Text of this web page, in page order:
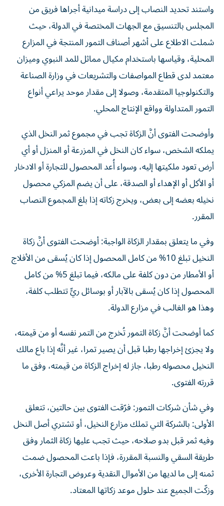
واستند تحديد النصاب إلى دراسة ميدانية أجراها فريق من
المجلس بالتنسيق مع الجهات المختصة في الدولة، حيث
شملت الاطلاع على أشهر أصناف التمور المنتجة في المزارع
المحلية، وقياسها باستخدام مكيال مماثل للمد النبوي وميزان
معتمد لدى قطاع المواصفات والتشريعات في وزارة الصناعة
والتكنولوجيا المتقدمة، وصولا إلى مقدار موحد يراعي أنواع
التمور المتداولة وواقع الإنتاج المحلي.
وأوضحت الفتوى أنَّ الزكاة تجب في مجموع ثمر النخل الذي
يملكه الشخص، سواء كان النخل في المزرعة أو المنزل أو أي
أرض تعود ملكيتها إليه، وسواء أُعد المحصول للتجارة أو الادخار
أو الأكل أو الإهداء أو الصدقة، على أن يضم المزكي محصول
نخيله بعضه إلى بعض، ويخرج زكاته إذا بلغ المجموع النصاب
المقرر.
وفي ما يتعلق بمقدار الزكاة الواجبة: أوضحت الفتوى أنَّ زكاة
النخيل تبلغ 10% من كامل المحصول إذا كان يُسقى من الأفلاج
أو الأمطار من دون كلفة على مالكه، فيما تبلغ 5% من كامل
المحصول إذا كان يُسقى بالآبار أو بوسائل ريٍّ تتطلب كلفة،
وهذا هو الغالب في مزارع الدولة.
كما أوضحت أنَّ زكاة التمور تُخرج من التمر نفسه أو من قيمته،
ولا يجزئ إخراجها رطبا قبل أن يصير تمرا، غير أنَّه إذا باع مالك
النخيل محصوله رطبا، جاز له إخراج الزكاة من قيمته، وفق ما
قررته الفتوى.
وفي شأن شركات التمور: فرّقت الفتوى بين حالتين، تتعلق
الأولى: بالشركة التي تملك مزارع النخيل، أو تشتري أصل النخل
وفيه ثمر قبل بدو صلاحه، حيث تجب عليها زكاة الثمار وفق
طريقة السقي والنسبة المقررة، فإذا باعت المحصول ضمت
ثمنه إلى ما لديها من الأموال النقدية وعروض التجارة الأخرى،
وزكّت الجميع عند حلول موعد زكاتها المعتاد.